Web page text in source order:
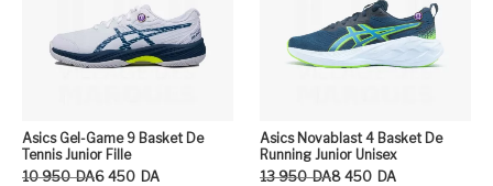
Asics Gel-Game 9 Basket De
Tennis Junior Fille
10 950 DA
Le prix initial était : 10 950DA.
6 450 DA
Le prix actuel est : 6 450DA.
Asics Novablast 4 Basket De
Running Junior Unisex
13 950 DA
Le prix initial était : 13 950DA.
8 450 DA
Le prix actuel est : 8 450DA.